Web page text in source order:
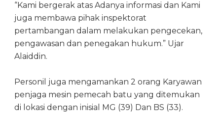
“Kami bergerak atas Adanya informasi dan Kami
juga membawa pihak inspektorat
pertambangan dalam melakukan pengecekan,
pengawasan dan penegakan hukum.” Ujar
Alaiddin.
Personil juga mengamankan 2 orang Karyawan
penjaga mesin pemecah batu yang ditemukan
di lokasi dengan inisial MG (39) Dan BS (33).